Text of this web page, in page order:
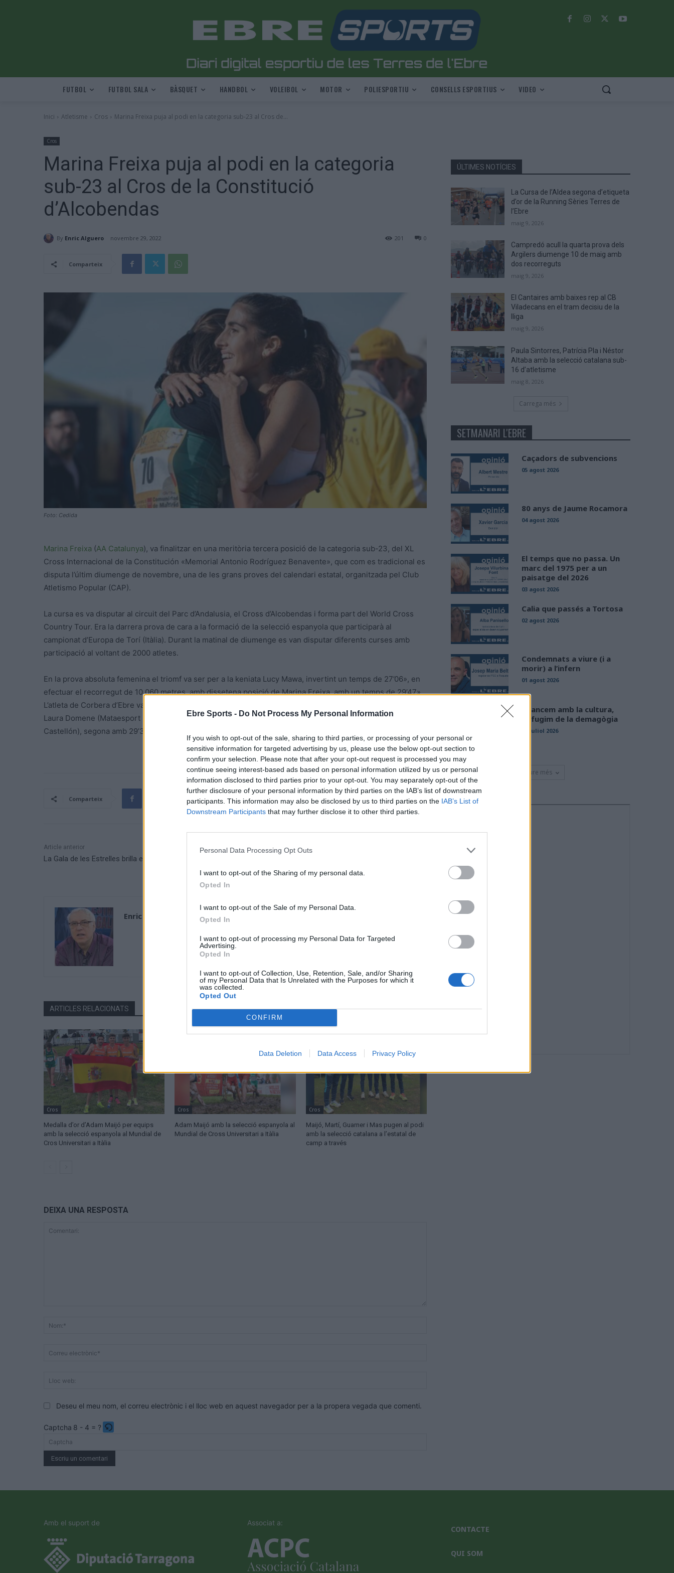
Ebre Sports - Do Not Process My Personal Information
If you wish to opt-out of the sale, sharing to third parties, or processing of your personal or
sensitive information for targeted advertising by us, please use the below opt-out section to
confirm your selection. Please note that after your opt-out request is processed you may
continue seeing interest-based ads based on personal information utilized by us or personal
information disclosed to third parties prior to your opt-out. You may separately opt-out of the
further disclosure of your personal information by third parties on the IAB’s list of downstream
participants. This information may also be disclosed by us to third parties on the IAB’s List of
Downstream Participants that may further disclose it to other third parties.
Personal Data Processing Opt Outs
I want to opt-out of the Sharing of my personal data.
Opted In
I want to opt-out of the Sale of my Personal Data.
Opted In
I want to opt-out of processing my Personal Data for Targeted
Advertising.
Opted In
I want to opt-out of Collection, Use, Retention, Sale, and/or Sharing
of my Personal Data that Is Unrelated with the Purposes for which it
was collected.
Opted Out
CONFIRM
Data Deletion Data Access Privacy Policy
FUTBOL FUTBOL SALA BÀSQUET HANDBOL VOLEIBOL MOTOR POLIESPORTIU CONSELLS ESPORTIUS VIDEO
Inici Atletisme Cros Marina Freixa puja al podi en la categoria sub-23 al Cros de...
Cros
Marina Freixa puja al podi en la categoria
sub-23 al Cros de la Constitució
d’Alcobendas
By Enric Alguero novembre 29, 2022 0
201
Comparteix
Foto: Cedida
Marina Freixa (AA Catalunya), va finalitzar en una meritòria tercera posició de la categoria sub-23, del XL
Cross Internacional de la Constitución «Memorial Antonio Rodríguez Benavente», que com es tradicional es
disputa l’últim diumenge de novembre, una de les grans proves del calendari estatal, organitzada pel Club
Atletismo Popular (CAP).
La cursa es va disputar al circuit del Parc d’Andalusia, el Cross d’Alcobendas i forma part del World Cross
Country Tour. Era la darrera prova de cara a la formació de la selecció espanyola que participarà al
campionat d’Europa de Torí (Itàlia). Durant la matinal de diumenge es van disputar diferents curses amb
participació al voltant de 2000 atletes.
En la prova absoluta femenina el triomf va ser per a la keniata Lucy Mawa, invertint un temps de 27’06», en
efectuar el recorregut de 10.060 metres, amb dissetena posició de Marina Freixa, amb un temps de 29’47».
L’atleta de Corbera d’Ebre va pujar al podi en la categoria sub-23, ocupant la tercera plaça, per darrere de
Laura Domene (Mataesport Riba roja Turia), que es va imposar amb 29’23», i Maria Nieves (Playas de
Castellón), segona amb 29’36».
Comparteix
Article anterior
La Gala de les Estrelles brilla en la seua 10a edició
Enric Alguero
ARTICLES RELACIONATS
Cros
Medalla d’or d’Adam Maijó per equips
amb la selecció espanyola al Mundial de
Cros Universitari a Itàlia
Cros
Adam Maijó amb la selecció espanyola al
Mundial de Cross Universitari a Itàlia
Cros
Maijó, Martí, Guarner i Mas pugen al podi
amb la selecció catalana a l’estatal de
camp a través
DEIXA UNA RESPOSTA
Deseu el meu nom, el correu electrònic i el lloc web en aquest navegador per a la propera vegada que comenti.
Captcha 8 - 4 = ?
Please
enter
the
to
verify
that
you
ÚLTIMES NOTÍCIES
La Cursa de l’Aldea segona d’etiqueta
d’or de la Running Sèries Terres de
l’Ebre
maig 9, 2026
Campredó acull la quarta prova dels
Argilers diumenge 10 de maig amb
dos recorreguts
maig 9, 2026
El Cantaires amb baixes rep al CB
Viladecans en el tram decisiu de la
lliga
maig 9, 2026
Paula Sintorres, Patrícia Pla i Néstor
Altaba amb la selecció catalana sub-
16 d’atletisme
maig 8, 2026
Carrega més
SETMANARI L'EBRE
Caçadors de subvencions
05 agost 2026
80 anys de Jaume Rocamora
04 agost 2026
El temps que no passa. Un
marc del 1975 per a un
paisatge del 2026
03 agost 2026
Calia que passés a Tortosa
02 agost 2026
Condemnats a viure (i a
morir) a l’infern
01 agost 2026
Avancem amb la cultura,
defugim de la demagògia
31 juliol 2026
Veure més
Amb el suport de Associat a:
CONTACTE
QUI SOM